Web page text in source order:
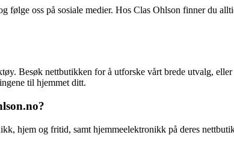
følge oss på sosiale medier. Hos Clas Ohlson finner du
Besøk nettbutikken for å utforske vårt brede utvalg,
til hjemmet ditt.
hjem og fritid, samt hjemmeelektronikk på deres